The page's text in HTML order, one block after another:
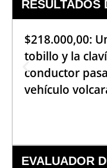
RESULTADOS
$218.000,00:
tobillo y la
conductor
vehículo
EVALUADOR